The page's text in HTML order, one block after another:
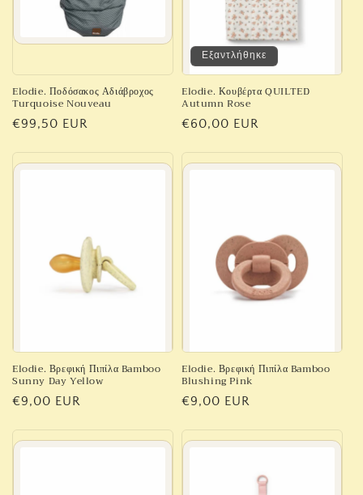
Elodie. Ποδόσακος Αδιάβροχος
Turquoise Nouveau
Κανονική
€99,50 EUR
Εξαντλήθηκε
Elodie. Κουβέρτα QUILTED
Autumn Rose
Κανονική
€60,00 EUR
Elodie. Βρεφική Πιπίλα Bamboo
Sunny Day Yellow
Κανονική
€9,00 EUR
Elodie. Βρεφική Πιπίλα Bamboo
Blushing Pink
Κανονική
€9,00 EUR